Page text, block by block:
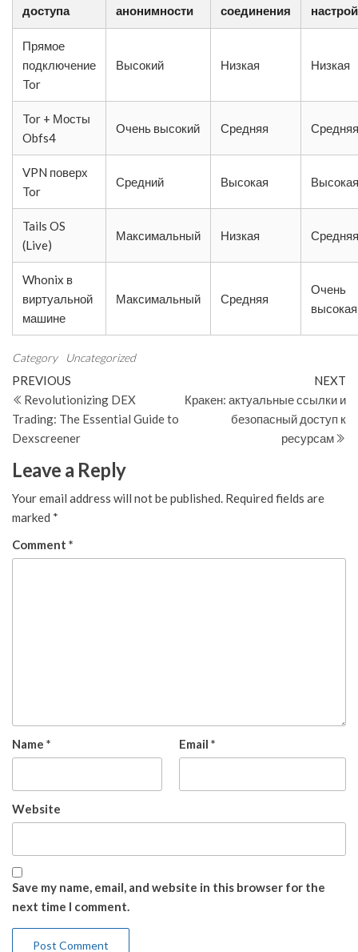
доступа
анонимности
соединения
Прямое
подключение
Tor
Высокий Низкая Низкая
Tor + Мосты
Obfs4
Очень высокий Средняя Средняя
VPN поверх
Tor
Средний Высокая Высокая
Tails OS
(Live)
Максимальный Низкая Средняя
Whonix в
виртуальной
машине
Максимальный Средняя
Очень
высокая
Category Uncategorized
Post
navigation
Previous
Post
PREVIOUS
Revolutionizing DEX
Trading: The Essential Guide to
Dexscreener
NEXT
Кракен: актуальные ссылки и
безопасный доступ к
ресурсам
Leave a Reply
Your email address will not be published. Required fields are
marked *
Comment *
Name * Email *
Website
Save my name, email, and website in this browser for the
next time I comment.